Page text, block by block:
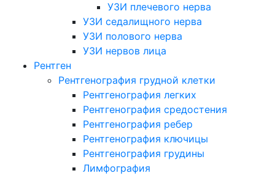
УЗИ плечевого нерва
УЗИ седалищного нерва
УЗИ полового нерва
УЗИ нервов лица
Рентген
Рентгенография грудной клетки
Рентгенография легких
Рентгенография средостения
Рентгенография ребер
Рентгенография ключицы
Рентгенография грудины
Лимфография